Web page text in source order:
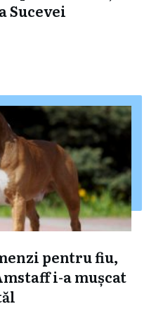
Sucevei
pentru fiu,
i-a mușcat